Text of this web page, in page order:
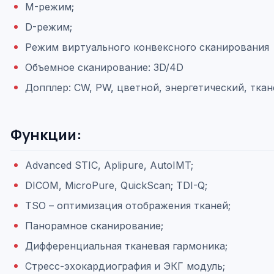
M-режим;
D-режим;
Режим виртуального конвексного сканирования
Объемное сканирование: 3D/4D
Допплер: CW, PW, цветной, энергетический,
Функции:
Advanced STIC, Aplipure, AutoIMT;
DICOM, MicroPure, QuickScan; TDI-Q;
TSO – оптимизация отображения тканей;
Панорамное сканирование;
Дифференциальная тканевая гармоника;
Стресс-эхокардиография и ЭКГ модуль;